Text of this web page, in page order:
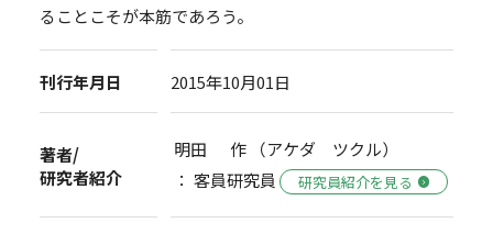
ることこそが本筋であろう。
刊行年月日 2015年10月01日
著者/
研究者紹介
明田 作 （アケダ ツクル）
： 客員研究員
研究員紹介を見る